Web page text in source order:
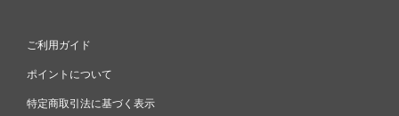
ご利用ガイド
ポイントについて
特定商取引法に基づく表示